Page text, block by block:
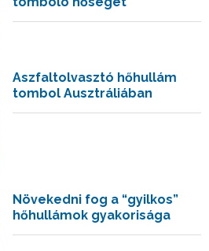
Aszfaltolvasztó hőhullám
tombol Ausztráliában
Növekedni fog a “gyilkos”
hőhullámok gyakorisága